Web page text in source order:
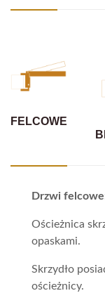
FELCOWE
Drzwi
Ościeżnica
opaskami.
Skrzydło
ościeżnicy.